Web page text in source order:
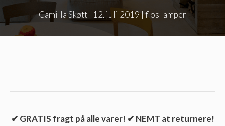
Camilla Skøtt | 12. juli 2019|flos lamper
✔ GRATIS fragt på alle varer! ✔ NEMT at returnere!